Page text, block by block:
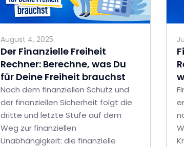
August 4, 2025
Der Finanzielle Freiheit
Rechner: Berechne, was Du
für Deine Freiheit brauchst
Nach dem finanziellen Schutz und
der finanziellen Sicherheit folgt die
dritte und letzte Stufe auf dem
Weg zur finanziellen
Unabhängigkeit: die finanzielle